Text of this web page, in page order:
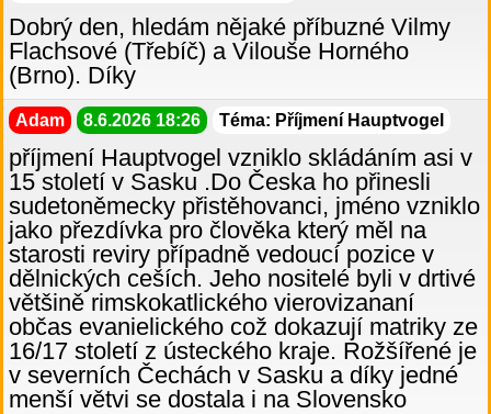
Dobrý den, hledám nějaké příbuzné Vilmy
Flachsové (Třebíč) a Vilouše Horného
(Brno). Díky
Adam 8.6.2026 18:26 Téma: Příjmení Hauptvogel
příjmení Hauptvogel vzniklo skládáním asi v
15 století v Sasku .Do Česka ho přinesli
sudetoněmecky přistěhovanci, jméno vzniklo
jako přezdívka pro člověka který měl na
starosti reviry případně vedoucí pozice v
dělnických ceších. Jeho nositelé byli v drtivé
většině rimskokatlického vierovizananí
občas evanielického což dokazují matriky ze
16/17 století z ústeckého kraje. Rožšířené je
v severních Čechách v Sasku a díky jedné
menší větvi se dostala i na Slovensko